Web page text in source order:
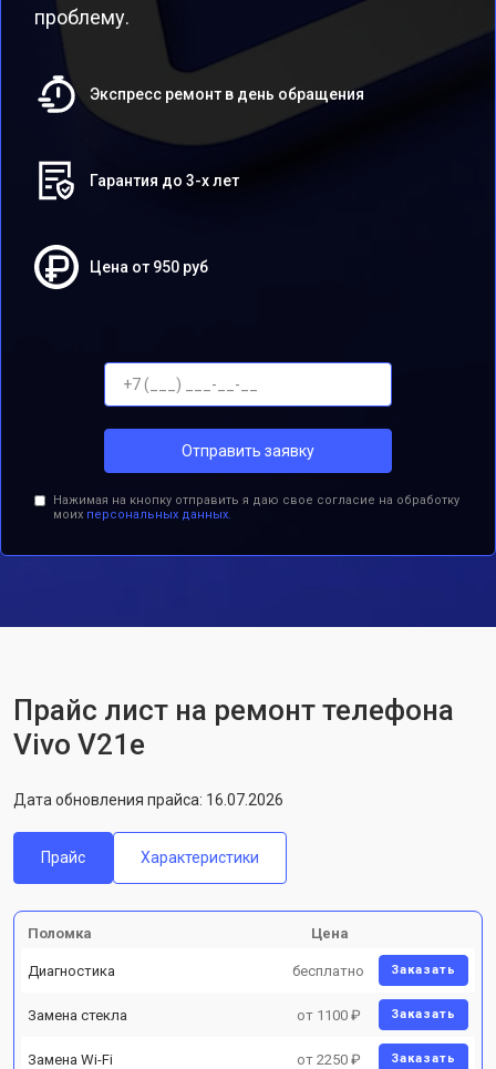
проблему.
Экспресс ремонт в день обращения
Гарантия до 3-х лет
Цена от 950 руб
Отправить заявку
Нажимая на кнопку отправить я даю свое согласие на обработку
моих персональных данных.
Прайс лист на ремонт телефона
Vivo V21e
Дата обновления прайса: 16.07.2026
Прайс Характеристики
Поломка Цена
Диагностика бесплатно Заказать
Замена стекла от 1100 ₽ Заказать
Замена Wi-Fi от 2250 ₽ Заказать